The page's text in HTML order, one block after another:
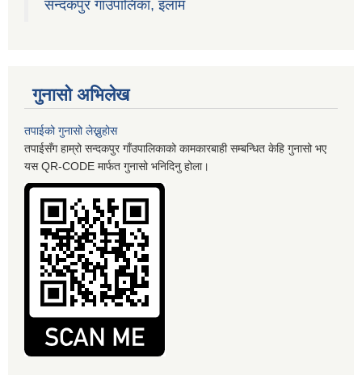
सन्दकपुर गाउँपालिका, इलाम
गुनासो अभिलेख
तपाईको गुनासो लेख्नुहोस
तपाईसँग हाम्रो सन्दकपुर गाँउपालिकाको कामकारबाही सम्बन्धित केहि गुनासो भए
यस QR-CODE मार्फत गुनासो भनिदिनु होला।